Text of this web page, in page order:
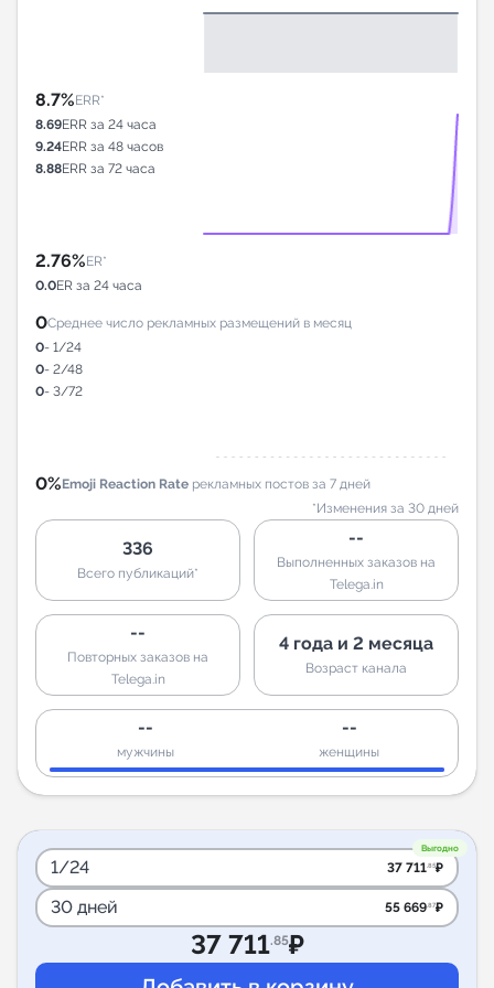
8.7%ERR*
8.69ERR за 24 часа
9.24ERR за 48 часов
8.88ERR за 72 часа
2.76%ER*
0.0ER за 24 часа
0Среднее число рекламных размещений в месяц
0- 1/24
0- 2/48
0- 3/72
0%Emoji Reaction Rate рекламных постов за 7 дней
*Изменения за 30 дней
336
Всего публикаций*
--
Выполненных заказов на
Telega.in
--
Повторных заказов на
Telega.in
4 года и 2 месяца
Возраст канала
--
мужчины
--
женщины
Выгодно
1/24 37 711.85₽
30 дней 55 669.87₽
37 711.85₽